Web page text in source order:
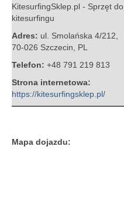
KitesurfingSklep.pl - Sprzęt do
kitesurfingu
Adres: ul. Smolańska 4/212
70-026 Szczecin
PL
Telefon: +48 791 219 813
Strona internetowa:
https://kitesurfingsklep.pl/
Mapa dojazdu: